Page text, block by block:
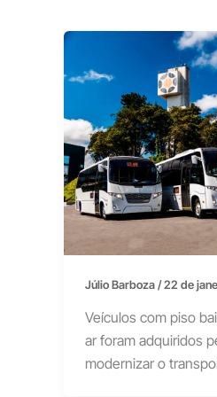
Júlio Barboza/22 de
Veículos com piso
ar foram adquiridos
modernizar o